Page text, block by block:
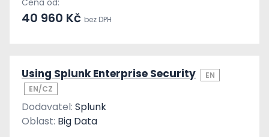
Cena od:
40 960 Kč bez DPH
Using Splunk Enterprise Security
EN
EN/CZ
Dodavatel: Splunk
Oblast: Big Data